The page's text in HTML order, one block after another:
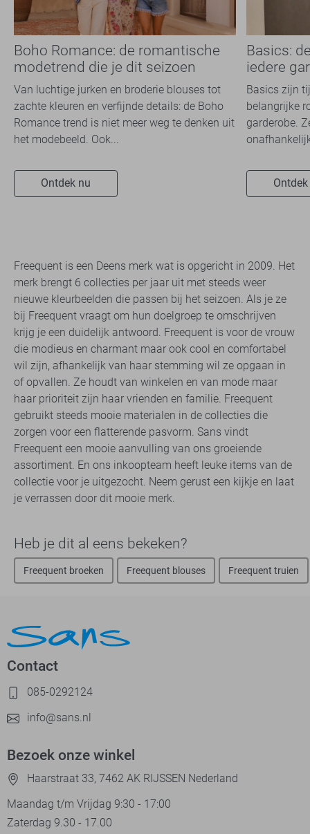
Boho Romance: de romantische
modetrend die je dit seizoen
overal ziet
Van luchtige jurken en broderie blouses tot
zachte kleuren en verfijnde details: de Boho
Romance trend is niet meer weg te denken uit
het modebeeld. Ook...
Ontdek nu
Basics:
iedere
Basics zijn
belangrijke
garderobe.
Freequent is een Deens merk wat is opgericht in 2009. Het
merk brengt 6 collecties per jaar uit met steeds weer
nieuwe kleurbeelden die passen bij het seizoen. Als je ze
bij Freequent vraagt om hun doelgroep te omschrijven
krijg je een duidelijk antwoord. Freequent is voor de vrouw
die modieus en charmant maar ook cool en comfortabel
wil zijn, afhankelijk van haar stemming wil ze opgaan in
of opvallen. Ze houdt van winkelen en van mode maar
haar prioriteit zijn haar vrienden en familie. Freequent
gebruikt steeds mooie materialen in de collecties die
zorgen voor een flatterende pasvorm. Sans vindt
Freequent een mooie aanvulling van ons groeiende
assortiment. En ons inkoopteam heeft leuke items van de
collectie voor je uitgezocht. Neem gerust een kijkje en laat
je verrassen door dit mooie merk.
Heb je dit al eens bekeken?
Freequent broeken Freequent blouses Freequent truien
Contact
085-0292124
info@sans.nl
Bezoek onze winkel
Haarstraat 33, 7462 AK RIJSSEN Nederland
Maandag t/m Vrijdag 9:30 - 17:00
Zaterdag 9.30 - 17.00